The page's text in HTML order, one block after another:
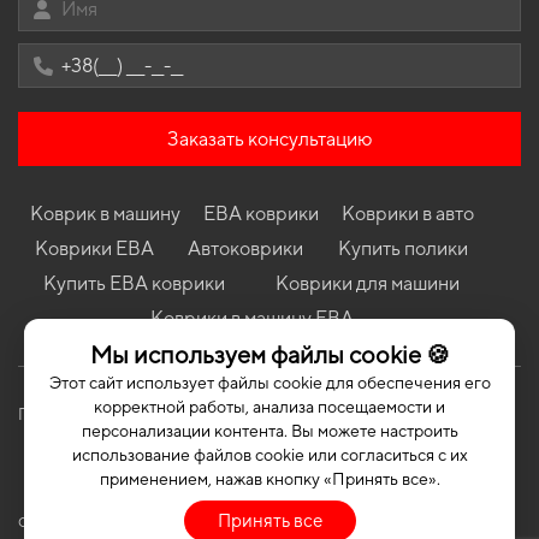
Мы используем файлы cookie 🍪
Этот сайт использует файлы cookie для обеспечения его
корректной работы, анализа посещаемости и
персонализации контента. Вы можете настроить
использование файлов cookie или согласиться с их
применением, нажав кнопку «Принять все».
Принять все
Sedan
Коврики Honda CR-V (RD) 2001 - 2005 II поколение EU
Crossover дорест
Коврики Mazda 3 (BK) 2003 - 2009 I поколение USA Sedan
Коврики Kia Cerato (BD) 2018 - … IV поколение EU Sedan
Коврики BMW Z3 1995 - 2002 I поколение EU Coupe
Коврики Toyota Camry Solara (XV30) 2003 - 2009 II поколение
USA Coupe
Коврики Mazda 323 C (BH/BA) 1994 - 2000 V поколение EU
Coupe
Заказать консультацию
Коврик в машину ЕВА коврики
Коврики в авто
Коврики ЕВА
Автоковрики
Купить полики
Купить ЕВА коврики
Коврики для машини
Коврики в машину ЕВА
Политика конфиденциальности Публичная оферта
COPYRIGHT | EVASOTA © 2026 | ALL RIGHTS RESERVED